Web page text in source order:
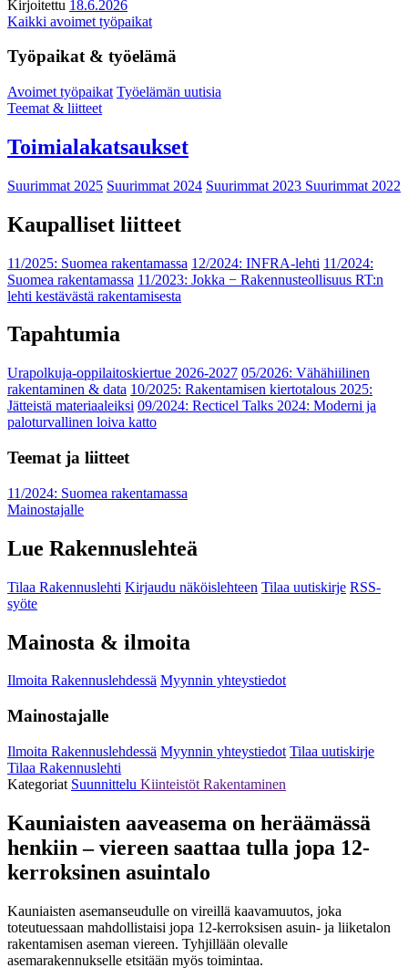
Kirjoitettu 18.6.2026
Kaikki avoimet työpaikat
Työpaikat & työelämä
Avoimet työpaikat Työelämän uutisia
Teemat & liitteet
Toimialakatsaukset
Suurimmat 2025 Suurimmat 2024 Suurimmat 2023 Suurimmat 2022
Kaupalliset liitteet
11/2025: Suomea rakentamassa 12/2024: INFRA-lehti 11/2024:
Suomea rakentamassa 11/2023: Jokka − Rakennusteollisuus RT:n
lehti kestävästä rakentamisesta
Tapahtumia
Urapolkuja-oppilaitoskiertue 2026-2027 05/2026: Vähähiilinen
rakentaminen & data 10/2025: Rakentamisen kiertotalous 2025:
Jätteistä materiaaleiksi 09/2024: Recticel Talks 2024: Moderni ja
paloturvallinen loiva katto
Teemat ja liitteet
11/2024: Suomea rakentamassa
Mainostajalle
Lue Rakennuslehteä
Tilaa Rakennuslehti Kirjaudu näköislehteen Tilaa uutiskirje RSS-
syöte
Mainosta & ilmoita
Ilmoita Rakennuslehdessä Myynnin yhteystiedot
Mainostajalle
Ilmoita Rakennuslehdessä Myynnin yhteystiedot Tilaa uutiskirje
Tilaa Rakennuslehti
Kategoriat Suunnittelu Kiinteistöt Rakentaminen
Kauniaisten aaveasema on heräämässä
henkiin – viereen saattaa tulla jopa 12-
kerroksinen asuintalo
Kauniaisten asemanseudulle on vireillä kaavamuutos, joka
toteutuessaan mahdollistaisi jopa 12-kerroksisen asuin- ja liiketalon
rakentamisen aseman viereen. Tyhjillään olevalle
asemarakennukselle etsitään myös toimintaa.